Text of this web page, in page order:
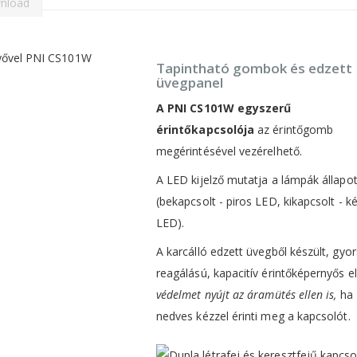
Tapintható gombok és edzett
üvegpanel
A PNI CS101W egyszerű
érintőkapcsolója az érintőgomb
megérintésével vezérelhető.
A LED kijelző mutatja a lámpák
(bekapcsolt - piros LED, kikapcsolt -
LED).
A karcálló edzett üvegből készült,
reagálású, kapacitív érintőképernyős
védelmet nyújt az áramütés ellen is, ha
nedves kézzel érinti meg a kapcsolót.